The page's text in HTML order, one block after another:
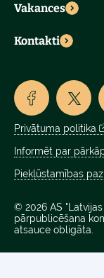
Vakances
Kontakti
Privātuma politika
Informēt par
Piekļūstamības
© 2026 AS
pārpublicēšana
atsauce obligāta.